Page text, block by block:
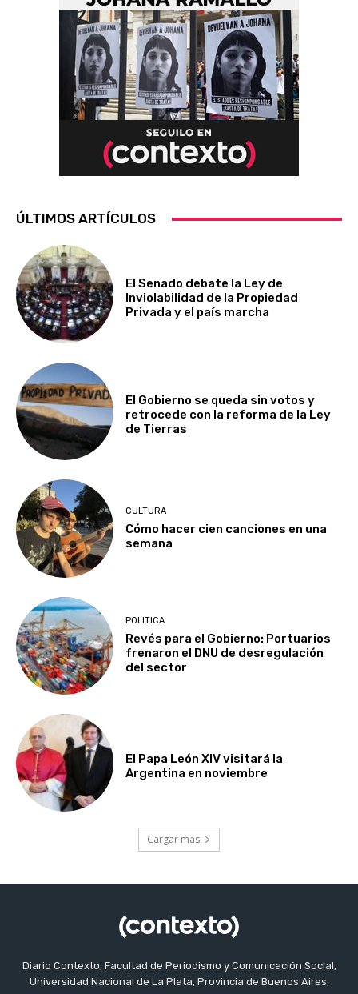
ÚLTIMOS ARTÍCULOS
El Senado debate la Ley de
Inviolabilidad de la Propiedad
Privada y el país marcha
El Gobierno se queda sin votos y
retrocede con la reforma de la Ley
de Tierras
CULTURA
Cómo hacer cien canciones en una
semana
POLITICA
Revés para el Gobierno: Portuarios
frenaron el DNU de desregulación
del sector
El Papa León XIV visitará la
Argentina en noviembre
Cargar más
Diario Contexto, Facultad de Periodismo y Comunicación Social,
Universidad Nacional de La Plata, Provincia de Buenos Aires,